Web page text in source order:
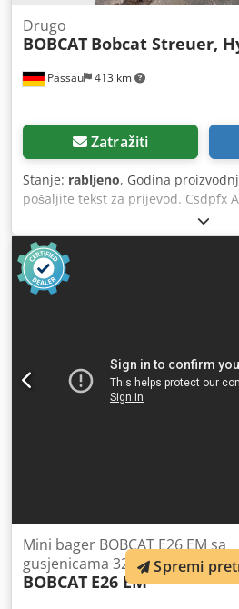
Passau 413 km
Drugo
BOBCAT Bobcat Streuer,
Zatražiti
Stanje: rabljeno, Godina
pošaljite tekst za prijevod. Csdpfx
Mini bager BOBCAT E26 EM sa
gusjenicama 320mm
BOBCAT E26 EM
Spremi